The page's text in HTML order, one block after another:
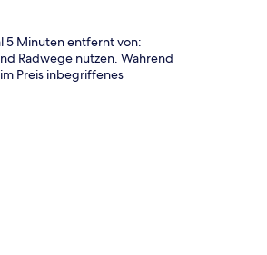
5 Minuten entfernt von:
Radwege nutzen. Während
Preis inbegriffenes